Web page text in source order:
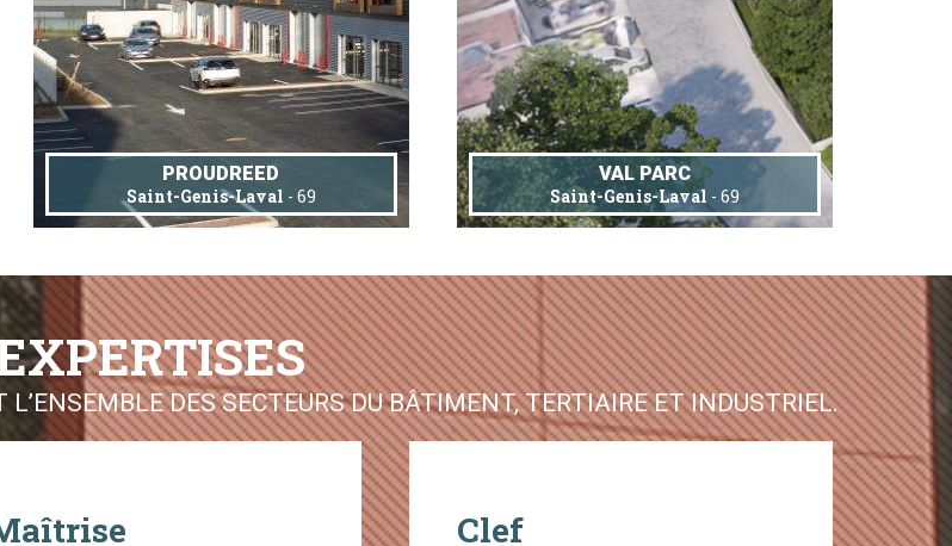
PROUDREED
Saint-Genis-Laval - 69
VAL PARC
Saint-Genis-Laval - 69
DES SECTEURS DU BÂTIMENT, TERTIAIRE ET INDUSTRIEL.
Clef